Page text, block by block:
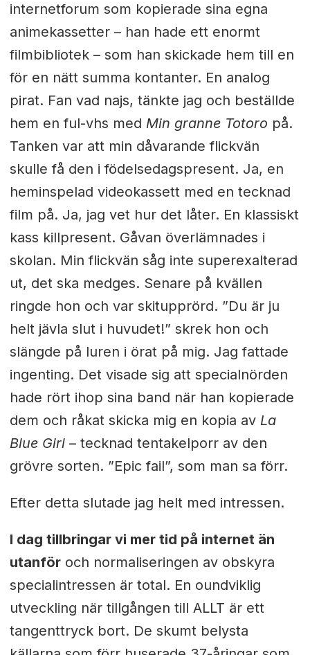
internetforum som kopierade sina egna
animekassetter – han hade ett enormt
filmbibliotek – som han skickade hem till en
för en nätt summa kontanter. En analog
pirat. Fan vad najs, tänkte jag och beställde
hem en ful-vhs med Min granne Totoro på.
Tanken var att min dåvarande flickvän
skulle få den i födelsedagspresent. Ja, en
heminspelad videokassett med en tecknad
film på. Ja, jag vet hur det låter. En klassiskt
kass killpresent. Gåvan överlämnades i
skolan. Min flickvän såg inte superexalterad
ut, det ska medges. Senare på kvällen
ringde hon och var skitupprörd. ”Du är ju
helt jävla slut i huvudet!” skrek hon och
slängde på luren i örat på mig. Jag fattade
ingenting. Det visade sig att specialnörden
hade rört ihop sina band när han kopierade
dem och råkat skicka mig en kopia av La
Blue Girl– tecknad tentakelporr av den
grövre sorten. ”Epic fail”, som man sa förr.
Efter detta slutade jag helt med intressen.
I dag tillbringar vi mer tid på internet än
utanföroch normaliseringen av obskyra
specialintressen är total. En oundviklig
utveckling när tillgången till ALLT är ett
tangenttryck bort. De skumt belysta